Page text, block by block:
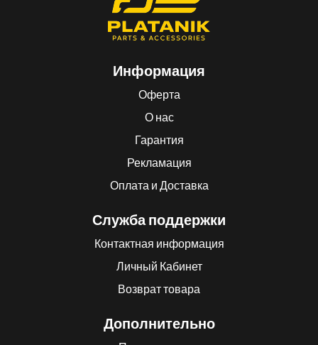
Информация
Оферта
О нас
Гарантия
Рекламация
Оплата и Доставка
Служба поддержки
Контактная информация
Личный Кабинет
Возврат товара
Дополнительно